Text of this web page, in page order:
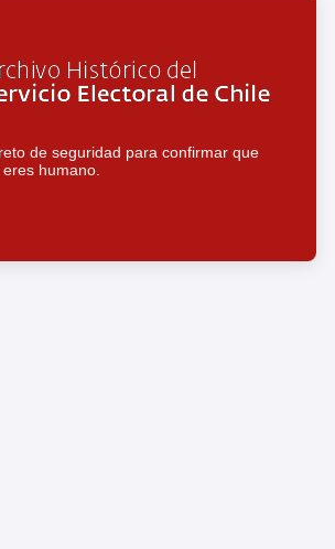
de seguridad para confirmar que
eres humano.